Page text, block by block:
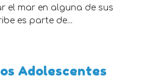
el mar en alguna de sus
es parte de...
Adolescentes